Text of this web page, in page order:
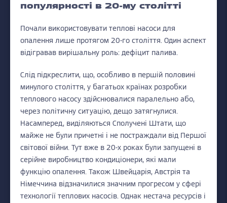
популярності в 20-му столітті
Почали використовувати теплові насоси для
опалення лише протягом 20-го століття. Один аспект
відігравав вирішальну роль: дефіцит палива.
Слід підкреслити, що, особливо в першій половині
минулого століття, у багатьох країнах розробки
теплового насосу здійснювалися паралельно або,
через політичну ситуацію, дещо затягнулися.
Насамперед, виділяються Сполучені Штати, що
майже не були причетні і не постраждали від Першої
світової війни. Тут вже в 20-х роках були запущені в
серійне виробництво кондиціонери, які мали
функцію опалення. Також Швейцарія, Австрія та
Німеччина відзначилися значним прогресом у сфері
технології теплових насосів. Однак нестача ресурсів і